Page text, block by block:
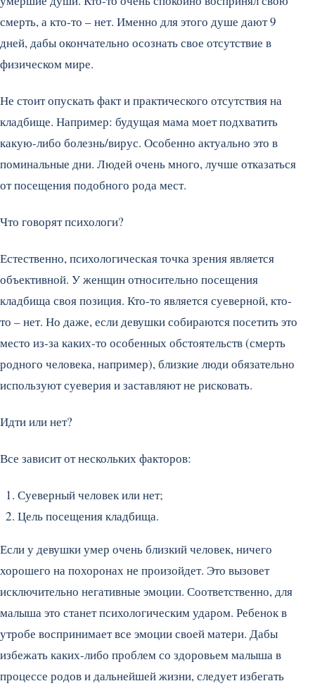
смерть, а кто-то – нет. Именно для этого душе дают 9
дней, дабы окончательно осознать свое отсутствие в
физическом мире.
Не стоит опускать факт и практического отсутствия на
кладбище. Например: будущая мама моет подхватить
какую-либо болезнь/вирус. Особенно актуально это в
поминальные дни. Людей очень много, лучше отказаться
от посещения подобного рода мест.
Что говорят психологи?
Естественно, психологическая точка зрения является
объективной. У женщин относительно посещения
кладбища своя позиция. Кто-то является суеверной, кто-
то – нет. Но даже, если девушки собираются посетить это
место из-за каких-то особенных обстоятельств (смерть
родного человека, например), близкие люди обязательно
используют суеверия и заставляют не рисковать.
Идти или нет?
Все зависит от нескольких факторов:
Суеверный человек или нет;
Цель посещения кладбища.
Если у девушки умер очень близкий человек, ничего
хорошего на похоронах не произойдет. Это вызовет
исключительно негативные эмоции. Соответственно, для
малыша это станет психологическим ударом. Ребенок в
утробе воспринимает все эмоции своей матери. Дабы
избежать каких-либо проблем со здоровьем малыша в
процессе родов и дальнейшей жизни, следует избегать